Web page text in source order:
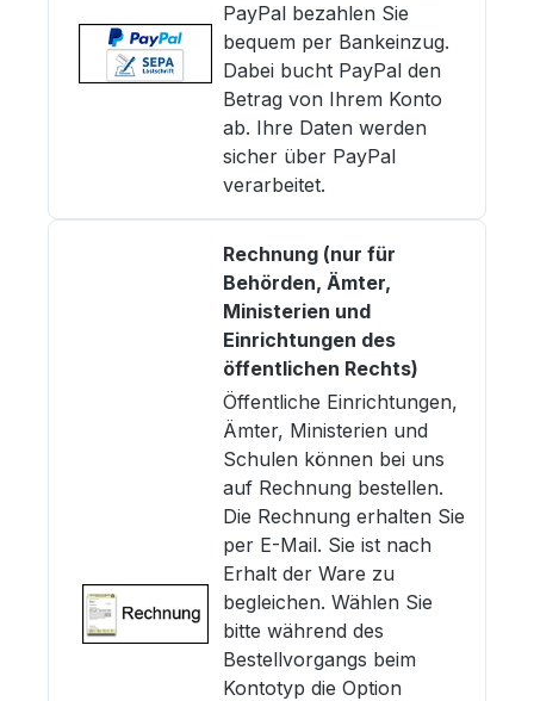
PayPal bezahlen Sie
bequem per Bankeinzug.
Dabei bucht PayPal den
Betrag von Ihrem Konto
ab. Ihre Daten werden
sicher über PayPal
verarbeitet.
Rechnung (nur für
Behörden, Ämter,
Ministerien und
Einrichtungen des
öffentlichen Rechts)
Öffentliche Einrichtungen,
Ämter, Ministerien und
Schulen können bei uns
auf Rechnung bestellen.
Die Rechnung erhalten Sie
per E-Mail. Sie ist nach
Erhalt der Ware zu
begleichen. Wählen Sie
bitte während des
Bestellvorgangs beim
Kontotyp die Option